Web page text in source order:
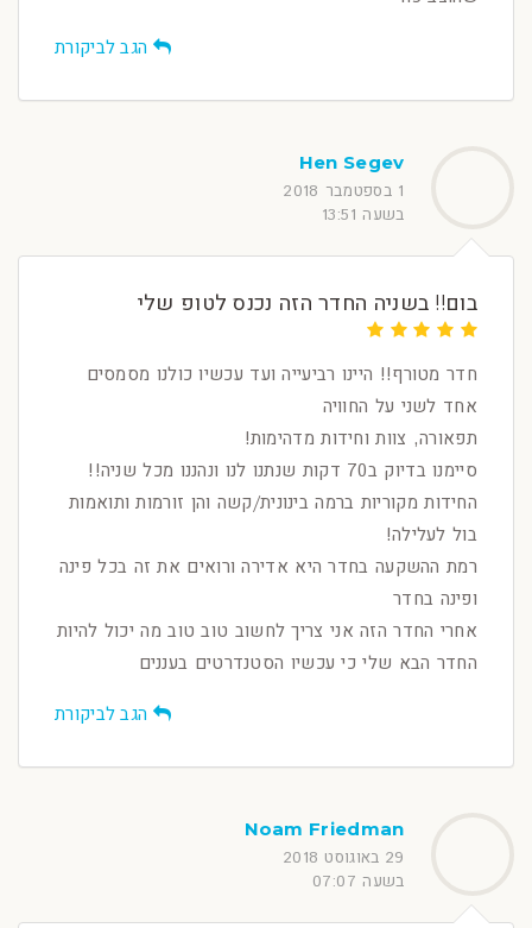
הגב לביקורת
Hen Segev
1 בספטמבר 2018
בשעה 13:51
בום!! בשניה החדר הזה נכנס לטופ שלי
חדר מטורף!! היינו רביעייה ועד עכשיו כולנו מסמסים
אחד לשני על החוויה
תפאורה, צוות וחידות מדהימות!
סיימנו בדיוק ב70 דקות שנתנו לנו ונהננו מכל שניה!!
החידות מקוריות ברמה בינונית/קשה והן זורמות ותואמות
בול לעלילה!
רמת ההשקעה בחדר היא אדירה ורואים את זה בכל פינה
ופינה בחדר
אחרי החדר הזה אני צריך לחשוב טוב טוב מה יכול להיות
החדר הבא שלי כי עכשיו הסטנדרטים בעננים
הגב לביקורת
Noam Friedman
29 באוגוסט 2018
בשעה 07:07